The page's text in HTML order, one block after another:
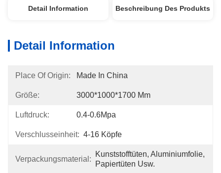
Detail Information Beschreibung Des Produkts
Detail Information
Place Of Origin: Made In China
Größe: 3000*1000*1700 Mm
Luftdruck: 0.4-0.6Mpa
Verschlusseinheit: 4-16 Köpfe
Verpackungsmaterial:
Kunststofftüten, Aluminiumfolie,
Papiertüten Usw.